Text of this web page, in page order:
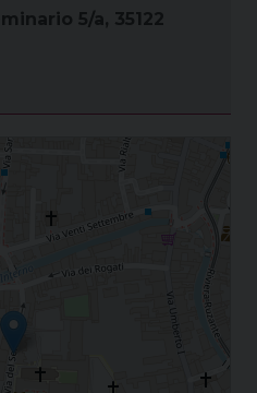
5/a, 35122
Studi e Ricerca Sociale